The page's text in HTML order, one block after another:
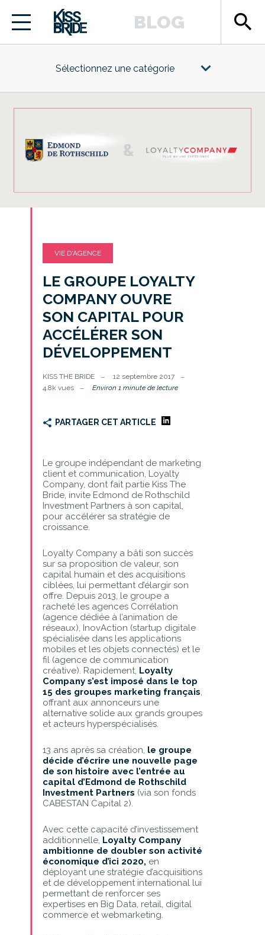
BLOG search
Sélectionnez une catégorie
VIE D'AGENCE
LE GROUPE LOYALTY
COMPANY OUVRE
SON CAPITAL POUR
ACCÉLÉRER SON
DÉVELOPPEMENT
KISS THE BRIDE
12 septembre 2017
4.8k vues
Environ 1 minute de lecture
PARTAGER CET ARTICLE
Le groupe indépendant de marketing
client et communication, Loyalty
Company, dont fait partie Kiss The
Bride, invite Edmond de Rothschild
Investment Partners à son capital,
pour accélérer sa stratégie de
croissance.
Loyalty Company a bâti son succès
sur sa proposition de valeur, son
capital humain et des acquisitions
ciblées, lui permettant d’élargir son
offre. Depuis 2013, le groupe a
racheté les agences Corrélation
(agence dédiée à l’animation de
réseaux), InovAction (startup digitale
spécialisée dans les applications
mobiles et les objets connectés) et le
fil (agence de communication
créative). Rapidement, Loyalty
Company s’est imposé dans le top
15 des groupes marketing français,
offrant aux annonceurs une
alternative solide aux grands groupes
et acteurs hyperspécialisés.
13 ans après sa création, le groupe
décide d’écrire une nouvelle page
de son histoire avec l’entrée au
capital d’Edmond de Rothschild
Investment Partners (via son fonds
CABESTAN Capital 2).
Avec cette capacité d’investissement
additionnelle, Loyalty Company
ambitionne de doubler son activité
économique d’ici 2020, en
déployant une stratégie d’acquisitions
et de développement international lui
permettant de renforcer ses
expertises en Big Data, retail, digital
commerce et webmarketing.